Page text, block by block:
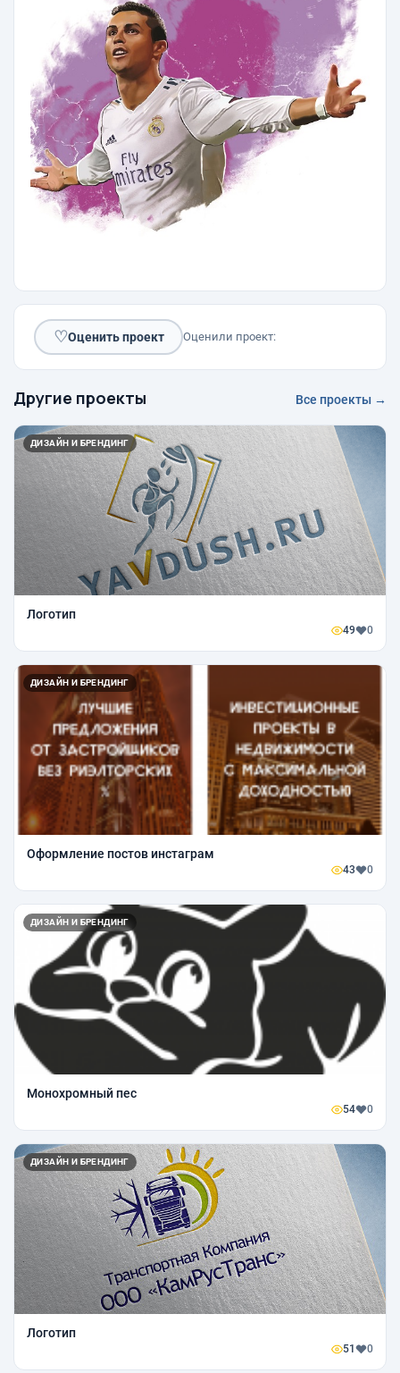
♡Оценить проект Оценили проект:
Другие проекты Все проекты →
ДИЗАЙН И БРЕНДИНГ
Логотип
49 0
ДИЗАЙН И БРЕНДИНГ
Оформление постов инстаграм
43 0
ДИЗАЙН И БРЕНДИНГ
Монохромный пес
54 0
ДИЗАЙН И БРЕНДИНГ
Логотип
51 0